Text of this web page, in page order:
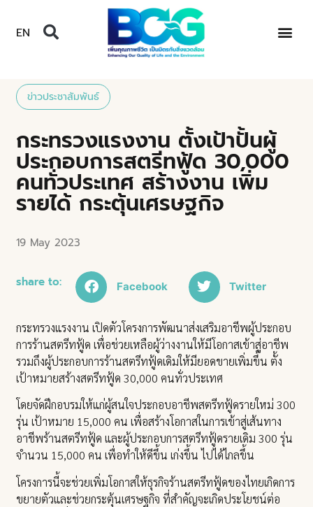
EN
ข่าวประชาสัมพันธ์
กระทรวงแรงงาน ตั้งเป้าปั้นผู้
ประกอบการสตรีทฟู้ด 30,000
คนทั่วประเทศ สร้างงาน เพิ่ม
รายได้ กระตุ้นเศรษฐกิจ
19 May 2023
share to: Facebook Twitter
กระทรวงแรงงาน เปิดตัวโครงการพัฒนาส่งเสริมอาชีพผู้ประกอบ
การร้านสตรีทฟู้ด เพื่อช่วยเหลือผู้ว่างงานให้มีโอกาสเข้าสู่อาชีพ
รวมถึงผู้ประกอบการร้านสตรีทฟู้ดเดิมให้มียอดขายเพิ่มขึ้น ตั้ง
เป้าหมายสร้างสตรีทฟู้ด 30,000 คนทั่วประเทศ
โดยจัดฝึกอบรมให้แก่ผู้สนใจประกอบอาชีพสตรีทฟู้ดรายใหม่ 300
รุ่น เป้าหมาย 15,000 คน เพื่อสร้างโอกาสในการเข้าสู่เส้นทาง
อาชีพร้านสตรีทฟู้ด และผู้ประกอบการสตรีทฟู้ดรายเดิม 300 รุ่น
จำนวน 15,000 คน เพื่อทำให้ดีขึ้น เก่งขึ้น ไปได้ไกลขึ้น
โครงการนี้จะช่วยเพิ่มโอกาสให้ธุรกิจร้านสตรีทฟู้ดของไทยเกิดการ
ขยายตัวและช่วยกระตุ้นเศรษฐกิจ ที่สำคัญจะเกิดประโยชน์ต่อ